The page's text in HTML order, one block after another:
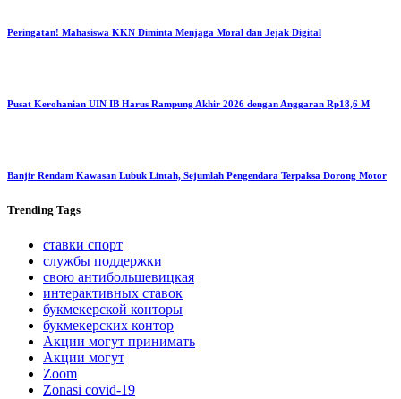
Peringatan! Mahasiswa KKN Diminta Menjaga Moral dan Jejak Digital
Pusat Kerohanian UIN IB Harus Rampung Akhir 2026 dengan Anggaran Rp18,6 M
Banjir Rendam Kawasan Lubuk Lintah, Sejumlah Pengendara Terpaksa Dorong Motor
Trending Tags
ставки спорт
службы поддержки
свою антибольшевицкая
интерактивных ставок
букмекерской конторы
букмекерских контор
Акции могут принимать
Акции могут
Zoom
Zonasi covid-19